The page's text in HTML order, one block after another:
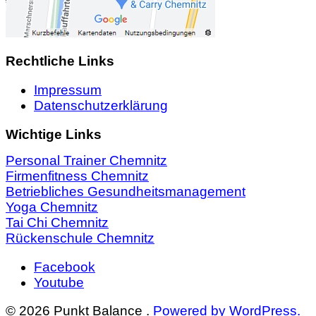
Rechtliche Links
Impressum
Datenschutzerklärung
Wichtige Links
Personal Trainer Chemnitz
Firmenfitness Chemnitz
Betriebliches Gesundheitsmanagement
Yoga Chemnitz
Tai Chi Chemnitz
Rückenschule Chemnitz
Facebook
Youtube
© 2026 Punkt Balance . Powered by WordPress.